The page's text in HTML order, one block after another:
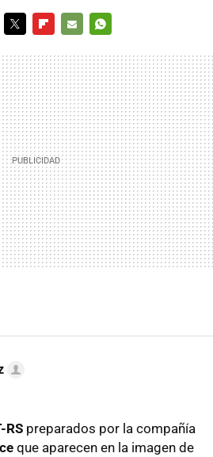
MAIL
RS preparados por la compañía
que aparecen en la imagen de